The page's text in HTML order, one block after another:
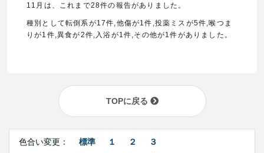
11月は、これまで28件の報告がありました。
種別として転倒系が17件,他傷が1件,投薬ミスが5件,喉つま
りが1件,異食が2件,入浴が1件,その他が1件がありました。
TOPに戻る
Right
Contents
色合い変更： 標準 １ ２ ３